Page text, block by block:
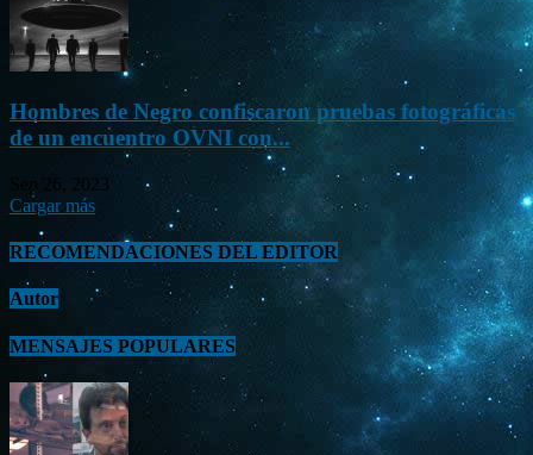
Hombres de Negro confiscaron pruebas fotográficas
de un encuentro OVNI con...
Sep 26, 2023
Cargar más
RECOMENDACIONES DEL EDITOR
Autor
MENSAJES POPULARES